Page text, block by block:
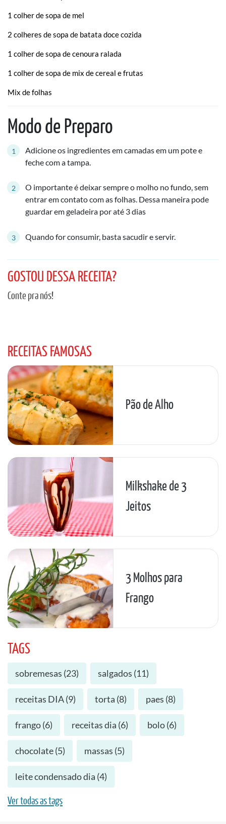
1 colher de sopa de mel
2 colheres de sopa de batata doce cozida
1 colher de sopa de cenoura ralada
1 colher de sopa de mix de cereal e frutas
Mix de folhas
Modo de Preparo
Adicione os ingredientes em camadas em um pote e
feche com a tampa.
O importante é deixar sempre o molho no fundo, sem
entrar em contato com as folhas. Dessa maneira pode
guardar em geladeira por até 3 dias
Quando for consumir, basta sacudir e servir.
GOSTOU DESSA RECEITA?
Conte pra nós!
RECEITAS FAMOSAS
Pão de Alho
Milkshake de 3
Jeitos
3 Molhos para
Frango
TAGS
sobremesas (23) salgados (11)
receitas DIA(9) torta (8) paes (8)
frango(6) receitas dia (6) bolo(6)
chocolate(5) massas (5)
leite condensado dia (4)
Ver todas as tags